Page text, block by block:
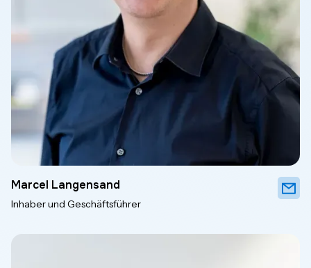
Marcel Langensand
Inhaber und Geschäftsführer